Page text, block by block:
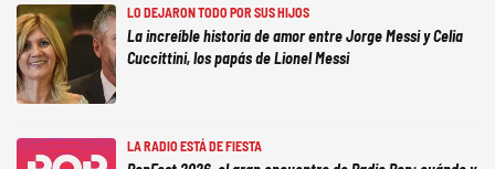
LO DEJARON TODO POR SUS HIJOS
La increíble historia de amor entre Jorge Messi y Celia
Cuccittini, los papás de Lionel Messi
LA RADIO ESTÁ DE FIESTA